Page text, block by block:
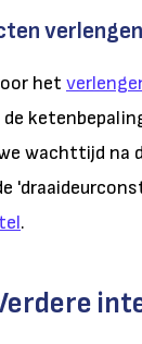
het
wachttijd
.